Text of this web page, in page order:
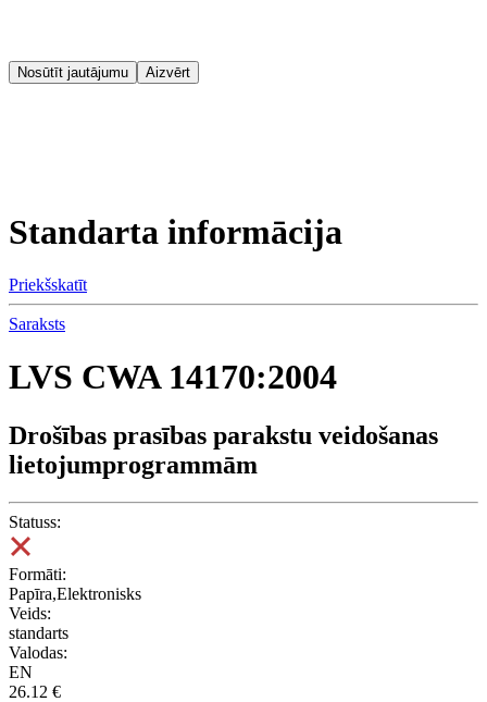
Nosūtīt jautājumu Aizvērt
Standarta informācija
Priekšskatīt
Saraksts
LVS CWA 14170:2004
Drošības prasības parakstu veidošanas
lietojumprogrammām
Statuss:
Formāti:
Papīra,Elektronisks
Veids:
standarts
Valodas:
EN
26.12 €